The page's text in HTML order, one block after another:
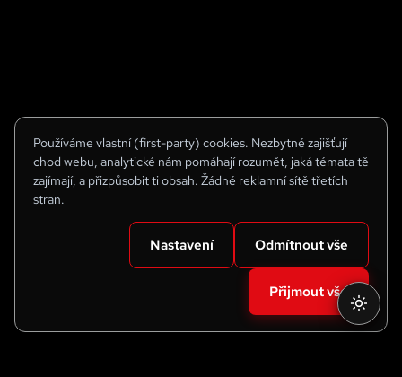
Používáme vlastní (first-party) cookies. Nezbytné zajišťují
chod webu, analytické nám pomáhají rozumět, jaká témata tě
zajímají, a přizpůsobit ti obsah. Žádné reklamní sítě třetích
stran.
Nastavení Odmítnout vše
Přijmout vše